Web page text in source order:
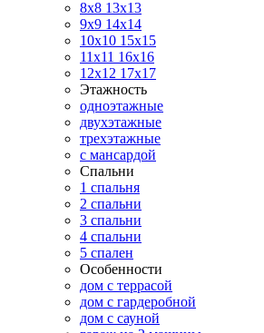
8х8 13х13
9х9 14х14
10х10 15х15
11x11 16х16
12х12 17х17
Этажность
одноэтажные
двухэтажные
трехэтажные
с мансардой
Спальни
1 спальня
2 спальни
3 спальни
4 спальни
5 спален
Особенности
дом с террасой
дом с гардеробной
дом с сауной